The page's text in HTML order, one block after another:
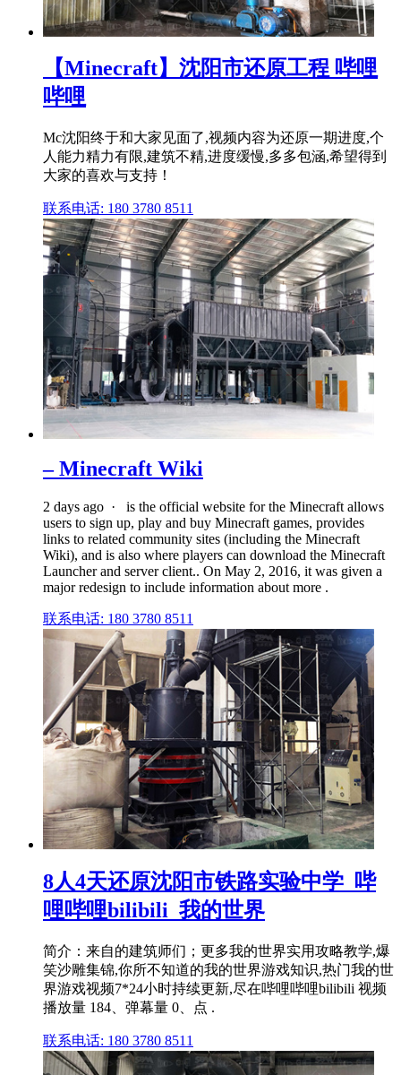
【Minecraft】沈阳市还原工程 哔哩
哔哩
Mc沈阳终于和大家见面了,视频内容为还原一期进度,个
人能力精力有限,建筑不精,进度缓慢,多多包涵,希望得到
大家的喜欢与支持！
联系电话: 180 3780 8511
– Minecraft Wiki
2 days ago · is the official website for the Minecraft allows
users to sign up, play and buy Minecraft games, provides
links to related community sites (including the Minecraft
Wiki), and is also where players can download the Minecraft
Launcher and server client.. On May 2, 2016, it was given a
major redesign to include information about more .
联系电话: 180 3780 8511
8人4天还原沈阳市铁路实验中学_哔
哩哔哩bilibili_我的世界
简介：来自的建筑师们；更多我的世界实用攻略教学,爆
笑沙雕集锦,你所不知道的我的世界游戏知识,热门我的世
界游戏视频7*24小时持续更新,尽在哔哩哔哩bilibili 视频
播放量 184、弹幕量 0、点 .
联系电话: 180 3780 8511